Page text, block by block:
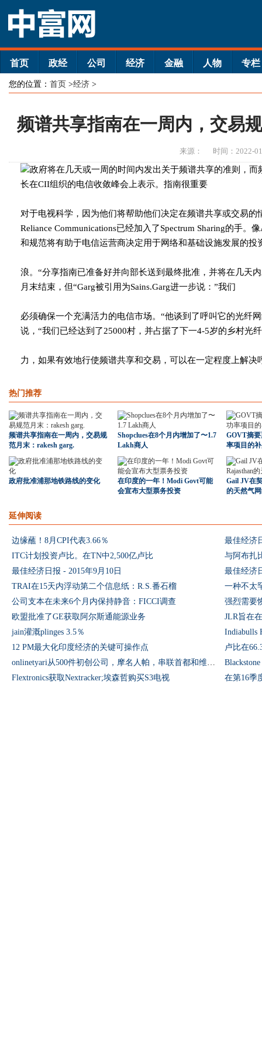
首页 政经 公司 经济 金融 人物 专栏
您的位置： 首页 >经济 >
频谱共享指南在一周内，交易
来源： 时间：2022-
政府将在几天或一周的时间内发出关于频谱共享的准则，
长在CII组织的电信收敛峰会上表示。指南很重要
对于电视科学，因为他们将帮助他们决定在频谱共享或交易的
Reliance Communications已经加入了Spectrum Sharing的手。
和规范将有助于电信运营商决定用于网络和基础设施发展的投
浪。“分享指南已准备好并向部长送到最终批准，并将在几天
月末结束，但“Garg被引用为Sains.Garg进一步说：”我们
必须确保一个充满活力的电信市场。“他谈到了呼叫它的光纤
说，“我们已经达到了25000村，并占据了下一4-5岁的乡村光
力，如果有效地行使频谱共享和交易，可以在一定程度上解决
热门推荐
频谱共享指南在一周内，交易规
范月末：rakesh garg.
Shopclues在8个月内增加了〜1.7
Lakh商人
GOVT摘
率项目的
政府批准浦那地铁路线的变化
在印度的一年！Modi Govt可能
会宣布大型票务投资
Gail JV在
的天然气
延伸阅读
边缘蘸！8月CPI代表3.66％
最佳经济
ITC计划投资卢比。在TN中2,500亿卢比
与阿布扎
最佳经济日报 - 2015年9月10日
最佳经济
TRAI在15天内浮动第二个信息纸：R.S.番石榴
一种不太
公司支本在未来6个月内保持静音：FICCI调查
强烈需要
欧盟批准了GE获取阿尔斯通能源业务
JLR旨在
jain灌溉plinges 3.5％
Indiabulls
12 PM最大化印度经济的关键可操作点
卢比在
onlinetyari从500件初创公司，摩名人帕，串联首都和维克拉姆查克拉提高了资金
Flextronics获取Nextracker;埃森哲购买S3电视
在第16季